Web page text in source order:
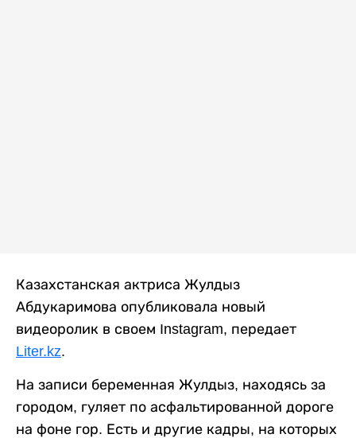
Казахстанская актриса Жулдыз
Абдукаримова опубликовала новый
видеоролик в своем Instagram, передает
Liter.kz.
На записи беременная Жулдыз, находясь за
городом, гуляет по асфальтированной дороге
на фоне гор. Есть и другие кадры, на которых